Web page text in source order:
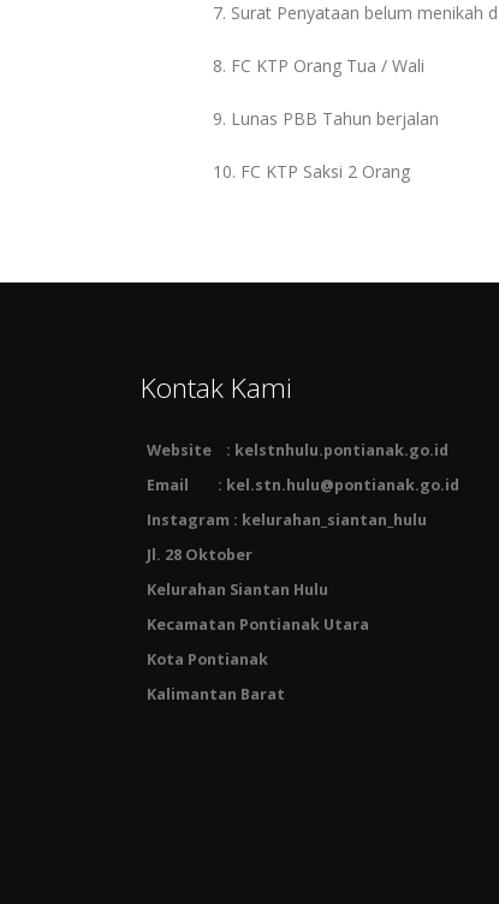
7. Surat Penyataan belum menikah
8. FC KTP Orang Tua / Wali
9. Lunas PBB Tahun berjalan
10. FC KTP Saksi 2 Orang
Kontak Kami
Website : kelstnhulu.pontianak.go.id
Email : kel.stn.hulu@pontianak.go.id
Instagram : kelurahan_siantan_hulu
Jl. 28 Oktober
Kelurahan Siantan Hulu
Kecamatan Pontianak Utara
Kota Pontianak
Kalimantan Barat